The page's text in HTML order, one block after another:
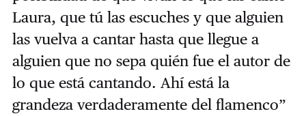
Laura, que tú las escuches y que alguien
las vuelva a cantar hasta que llegue a
alguien que no sepa quién fue el autor de
lo que está cantando. Ahí está la
grandeza verdaderamente del flamenco”